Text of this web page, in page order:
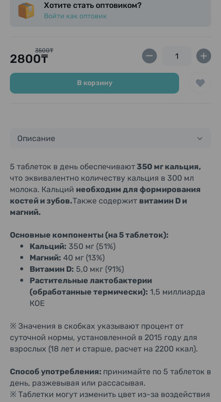
Хотите стать оптовиком?
Войти как оптовик
3500₸
2800₸
В корзину
Описание
5 таблеток в день обеспечивают350 мг кальция,
что эквивалентно количеству кальция в 300 мл
молока. Кальций необходим для формирования
костей и зубов.Также содержит витамин D и
магний.
Основные компоненты (на 5 таблеток):
Кальций: 350 мг (51%)
Магний: 40 мг (13%)
Витамин D: 5,0 мкг (91%)
Растительные лактобактерии
(обработанные термически): 1,5 миллиарда
КОЕ
※ Значения в скобках указывают процент от
суточной нормы, установленной в 2015 году для
взрослых (18 лет и старше, расчет на 2200 ккал).
Способ употребления: принимайте по 5 таблеток в
день, разжевывая или рассасывая.
※ Таблетки могут изменить цвет из-за воздействия